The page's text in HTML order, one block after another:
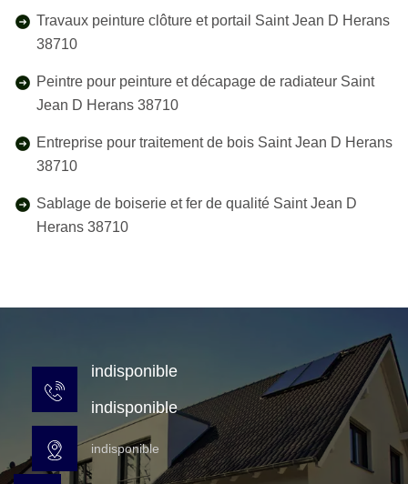
Travaux peinture clôture et portail Saint Jean D Herans
38710
Peintre pour peinture et décapage de radiateur Saint
Jean D Herans 38710
Entreprise pour traitement de bois Saint Jean D Herans
38710
Sablage de boiserie et fer de qualité Saint Jean D
Herans 38710
indisponible
indisponible
indisponible